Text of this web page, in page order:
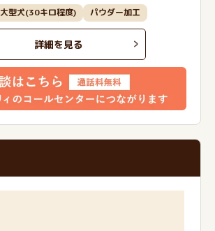
大型犬(30キロ程度) パウダー加工
詳細を見る